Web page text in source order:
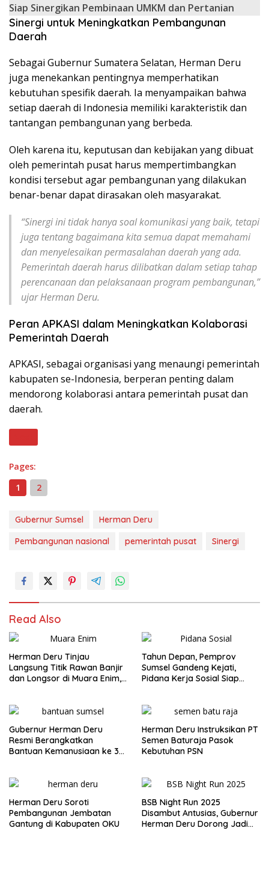
Siap Sinergikan Pembinaan UMKM dan Pertanian
Sinergi untuk Meningkatkan Pembangunan
Daerah
Sebagai Gubernur Sumatera Selatan, Herman Deru
juga menekankan pentingnya memperhatikan
kebutuhan spesifik daerah. Ia menyampaikan bahwa
setiap daerah di Indonesia memiliki karakteristik dan
tantangan pembangunan yang berbeda.
Oleh karena itu, keputusan dan kebijakan yang dibuat
oleh pemerintah pusat harus mempertimbangkan
kondisi tersebut agar pembangunan yang dilakukan
benar-benar dapat dirasakan oleh masyarakat.
“Sinergi ini tidak hanya soal komunikasi yang baik, tetapi
juga tentang bagaimana kita semua dapat memahami
dan menyelesaikan permasalahan daerah yang ada.
Pemerintah daerah harus dilibatkan dalam setiap tahap
perencanaan dan pelaksanaan program pembangunan,”
ujar Herman Deru.
Peran APKASI dalam Meningkatkan Kolaborasi
Pemerintah Daerah
APKASI, sebagai organisasi yang menaungi pemerintah
kabupaten se-Indonesia, berperan penting dalam
mendorong kolaborasi antara pemerintah pusat dan
daerah.
Pages:
1
2
Gubernur Sumsel
Herman Deru
Pembangunan nasional
pemerintah pusat Sinergi
Read Also
Herman Deru Tinjau
Langsung Titik Rawan Banjir
dan Longsor di Muara Enim,
Tahun Depan, Pemprov
Sumsel Gandeng Kejati,
Pidana Kerja Sosial Siap
Gubernur Herman Deru
Resmi Berangkatkan
Bantuan Kemanusiaan ke 3
Herman Deru Instruksikan PT
Semen Baturaja Pasok
Kebutuhan PSN
Herman Deru Soroti
Pembangunan Jembatan
Gantung di Kabupaten OKU
BSB Night Run 2025
Disambut Antusias, Gubernur
Herman Deru Dorong Jadi